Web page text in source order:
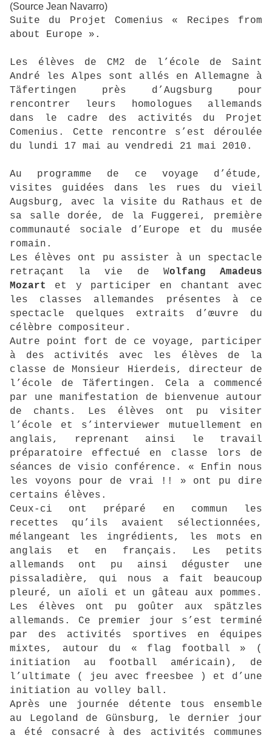
(Source Jean Navarro)
Suite du Projet Comenius « Recipes from
about Europe ».
Les élèves de CM2 de l’école de Saint
André les Alpes sont allés en Allemagne à
Täfertingen près d’Augsburg pour
rencontrer leurs homologues allemands
dans le cadre des activités du Projet
Comenius. Cette rencontre s’est déroulée
du lundi 17 mai au vendredi 21 mai 2010.
Au programme de ce voyage d’étude,
visites guidées dans les rues du vieil
Augsburg, avec la visite du Rathaus et de
sa salle dorée, de la Fuggerei, première
communauté sociale d’Europe et du musée
romain.
Les élèves ont pu assister à un spectacle
retraçant la vie de Wolfang Amadeus
Mozart
et y participer en chantant avec
les classes allemandes présentes à ce
spectacle quelques extraits d’œuvre du
célèbre compositeur.
Autre point fort de ce voyage, participer
à des activités avec les élèves de la
classe de Monsieur Hierdeis, directeur de
l’école de Täfertingen. Cela a commencé
par une manifestation de bienvenue autour
de chants. Les élèves ont pu visiter
l’école et s’interviewer mutuellement en
anglais, reprenant ainsi le travail
préparatoire effectué en classe lors de
séances de visio conférence. « Enfin nous
les voyons pour de vrai !! » ont pu dire
certains élèves.
Ceux-ci ont préparé en commun les
recettes qu’ils avaient sélectionnées,
mélangeant les ingrédients, les mots en
anglais et en français. Les petits
allemands ont pu ainsi déguster une
pissaladière, qui nous a fait beaucoup
pleuré, un aïoli et un gâteau aux pommes.
Les élèves ont pu goûter aux spätzles
allemands. Ce premier jour s’est terminé
par des activités sportives en équipes
mixtes, autour du « flag football » (
initiation au football américain), de
l’ultimate ( jeu avec freesbee ) et d’une
initiation au volley ball.
Après une journée détente tous ensemble
au Legoland de Günsburg, le dernier jour
a été consacré à des activités communes